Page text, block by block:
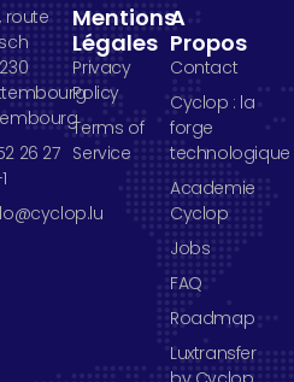
A
Propos
Contact
Cyclop : la
forge
technologique
Academie
Cyclop
Jobs
FAQ
Roadmap
Luxtransfer
Mentions
Légales
Privacy
Policy
Terms of
Service
route
26 27